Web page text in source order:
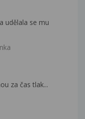
udělala se mu
za čas tlak...